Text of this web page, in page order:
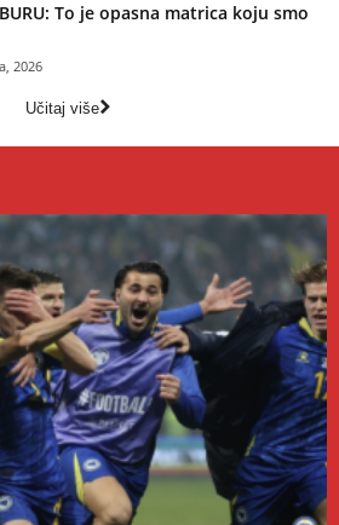
BURU: To je opasna matrica koju smo
2026
Učitaj više